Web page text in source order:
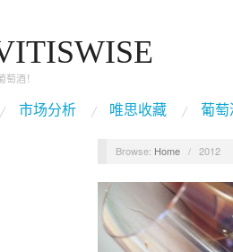
酒！
市场分析 唯思收藏 葡萄
Browse: Home / 2012